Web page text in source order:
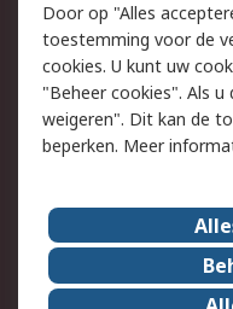
Cookiebeleid
Privacybeleid -
Bijgewerkt
Algemene
Over RS
RS Group
RS wereldwijd
Door op "Alles
toestemming voor de
cookies. U kunt uw
"Beheer cookies". Als
weigeren". Dit kan de
beperken. Meer